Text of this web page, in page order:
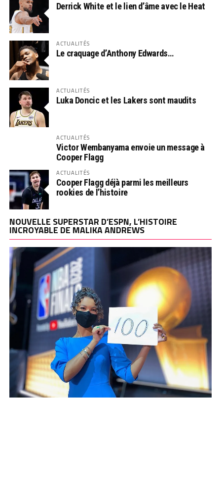
Derrick White et le lien d’âme avec le Heat
ACTUALITÉS
Le craquage d’Anthony Edwards…
ACTUALITÉS
Luka Doncic et les Lakers sont maudits
ACTUALITÉS
Victor Wembanyama envoie un message à
Cooper Flagg
ACTUALITÉS
Cooper Flagg déjà parmi les meilleurs
rookies de l’histoire
NOUVELLE SUPERSTAR D’ESPN, L’HISTOIRE
INCROYABLE DE MALIKA ANDREWS